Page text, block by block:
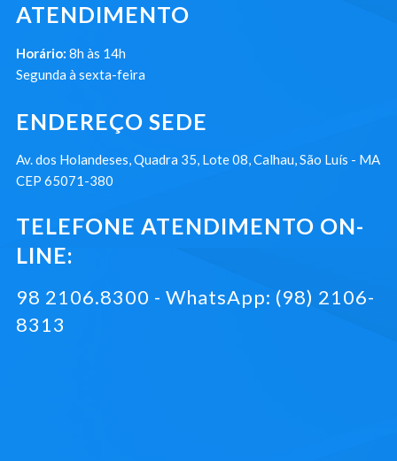
ATENDIMENTO
Horário: 8h às 14h
Segunda à sexta-feira
ENDEREÇO SEDE
Av. dos Holandeses, Quadra 35, Lote 08, Calhau, São Luís - MA
CEP 65071-380
TELEFONE ATENDIMENTO ON-
LINE:
98 2106.8300 - WhatsApp: (98) 2106-
8313